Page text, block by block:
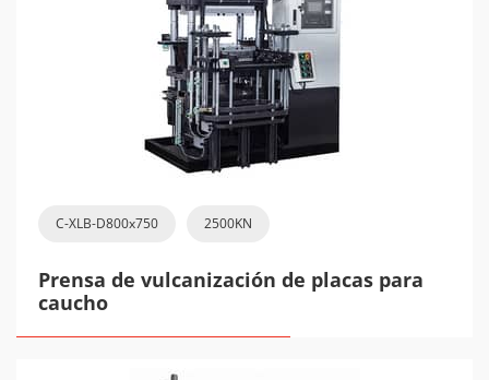
C-XLB-D800x750 2500KN
Prensa de vulcanización de placas para
caucho